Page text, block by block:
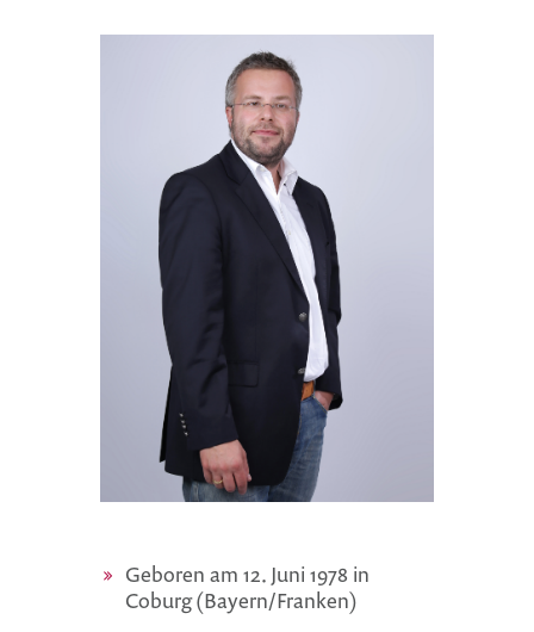
Geboren am 12. Juni 1978 in
Coburg (Bayern/Franken)